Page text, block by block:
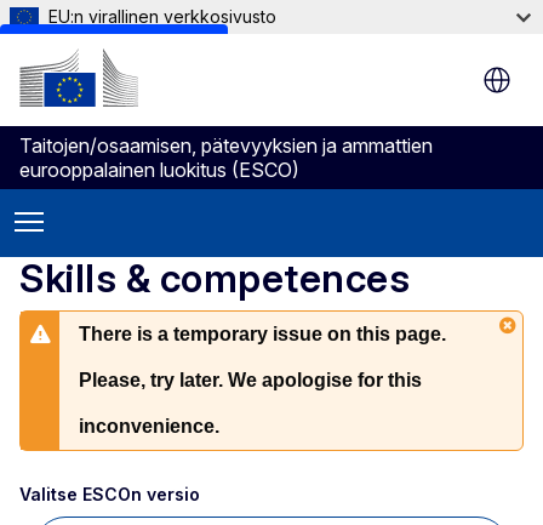
Skip to main content
EU:n virallinen verkkosivusto
Taitojen/osaamisen, pätevyyksien ja ammattien
eurooppalainen luokitus (ESCO)
Skills & competences
There is a temporary issue on this page.
Please, try later. We apologise for this
inconvenience.
Valitse ESCOn versio